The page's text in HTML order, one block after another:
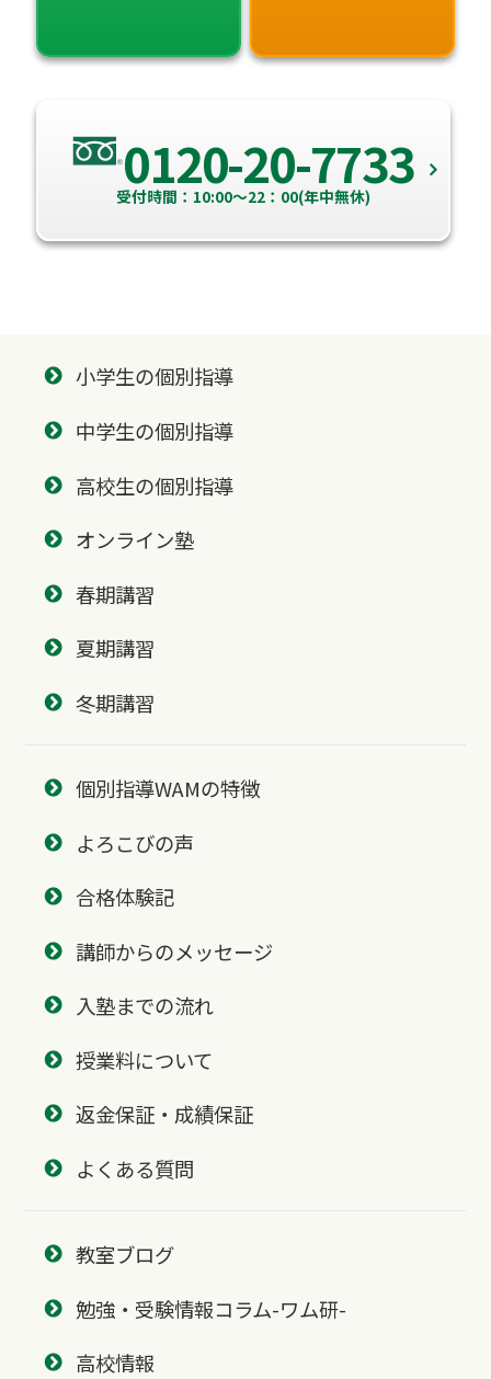
0120-20-7733
受付時間：10:00～22：00(年中無休)
小学生の個別指導
中学生の個別指導
高校生の個別指導
オンライン塾
春期講習
夏期講習
冬期講習
個別指導WAMの特徴
よろこびの声
合格体験記
講師からのメッセージ
入塾までの流れ
授業料について
返金保証・成績保証
よくある質問
教室ブログ
勉強・受験情報コラム-ワム研-
高校情報